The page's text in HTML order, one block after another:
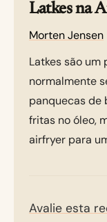
Latkes na
Morten Jensen
Latkes são
normalmente
panquecas de
fritas no óleo,
airfryer para
Avalie esta